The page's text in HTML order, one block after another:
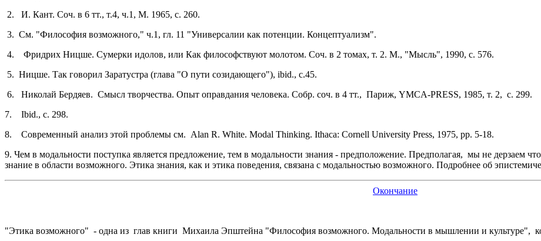
2. И. Кант. Соч. в 6 тт., т.4, ч.1, М. 1965, с. 260.
3. См. "Философия возможного," ч.1, гл. 11 "Универсалии как потенции. Концептуализм".
4. Фридрих Ницше. Сумерки идолов, или Как философствуют молотом. Соч. в 2 томах, т. 2. М., "Мысль", 1990, с. 576.
5. Ницше. Так говорил Заратустра (глава "О пути созидающего"), ibid., с.45.
6. Николай Бердяев. Смысл творчества. Опыт оправдания человека. Собр. соч. в 4 тт., Париж, YMCA-PRESS, 1985, т. 2, с. 299.
7. Ibid., с. 298.
8. Современный анализ этой проблемы см. Alan R. White. Modal Thinking. Ithaca: Cornell University Press, 1975, pp. 5-18.
9. Чем в модальности поступка является предложение, тем в модальности знания - предположение. Предполагая, мы не дерзаем
знание в области возможного. Этика знания, как и этика поведения, связана с модальностью возможного. Подробнее об
Окончание
"Этика возможного" - одна из глав книги Михаила Эпштейна "Философия возможного. Модальности в мышлении и культуре",